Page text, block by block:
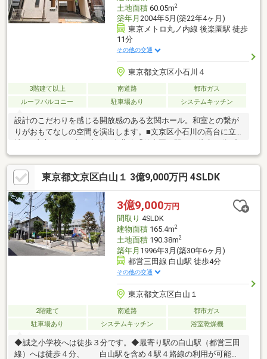
土地面積60.05m2
築年月 2004年5月(築22年4ヶ月)
東京メトロ丸ノ内線 後楽園駅 徒歩
11分
その他の交通
東京都文京区小石川４
3階建て以上 南道路
都市ガス
ルーフバルコニー
駐車場あり システムキッチン
設計のこだわりを感じる開放感のある玄関ホール。和室との繋が
りがおもてなしの空間を演出します。■文京区小石川の高台に立
営大江戸線「春日」駅から徒歩11分■金富小学校エリア、茗台中
学校エリア■春日通りから1本入った静かな住宅街■2025年9月室内
一部リフォーム済み（壁クロス貼替、トイレ交換、ガスコンロ交
換他）■タタミ下にも収納がございます。■リビング階段部分に引
戸がございます。■1階テラスにシンク水栓がございます。■駐車
場サイズ（奥行約5.2ｍ、高さ約2.0～2.25ｍ、幅約2.5～2.9ｍ）
東京都文京区白山１ 3億9,000万円 4SLDK
3億9,000万円
間取り 4SLDK
建物面積165.4m2
土地面積190.38m2
築年月 1996年3月(築30年6ヶ月)
都営三田線 白山駅 徒歩4分
その他の交通
東京都文京区白山１
2階建て 南道路
都市ガス
駐車場あり
システムキッチン 浴室乾燥機
◆誠之小学校へは徒歩３分です。◆最寄り駅の白山駅（都営三田
線）へは徒歩４分、 白山駅を含め４駅４路線の利用が可能で